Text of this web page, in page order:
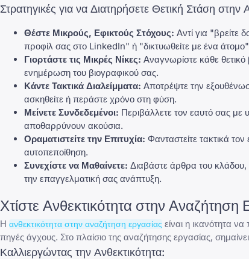
Στρατηγικές για να Διατηρήσετε Θετική Στάση
Θέστε Μικρούς, Εφικτούς Στόχους: Αντί για "βρείτε
προφίλ σας στο LinkedIn" ή "δικτυωθείτε με ένα
Γιορτάστε τις Μικρές Νίκες: Αναγνωρίστε κάθε
ενημέρωση του βιογραφικού σας.
Κάντε Τακτικά Διαλείμματα: Αποτρέψτε την
ασκηθείτε ή περάστε χρόνο στη φύση.
Μείνετε Συνδεδεμένοι: Περιβάλλετε τον εαυτό σας
αποθαρρύνουν ακούσια.
Οραματιστείτε την Επιτυχία: Φανταστείτε τακτικά
αυτοπεποίθηση.
Συνεχίστε να Μαθαίνετε: Διαβάστε άρθρα του κλάδου,
την επαγγελματική σας ανάπτυξη.
Χτίστε Ανθεκτικότητα στην Αναζήτηση
Η ανθεκτικότητα στην αναζήτηση εργασίας είναι η ικανότητα
πηγές άγχους. Στο πλαίσιο της αναζήτησης εργασίας,
Καλλιεργώντας την Ανθεκτικότητα: